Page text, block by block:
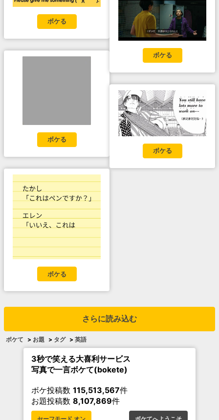
ボケる
ボケる
ボケる
ボケる
ボケる
さらに読み込む
ボケて > お題 > タグ > 英語
3秒で笑える大喜利サービス
写真で一言ボケて(bokete)
ボケ投稿数 115,513,567件
お題投稿数 8,107,869件